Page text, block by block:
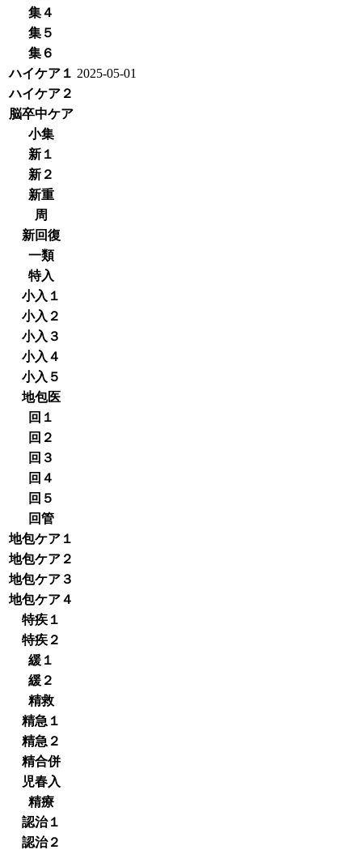
集４
集５
集６
ハイケア１ 2025-05-01
ハイケア２
脳卒中ケア
小集
新１
新２
新重
周
新回復
一類
特入
小入１
小入２
小入３
小入４
小入５
地包医
回１
回２
回３
回４
回５
回管
地包ケア１
地包ケア２
地包ケア３
地包ケア４
特疾１
特疾２
緩１
緩２
精救
精急１
精急２
精合併
児春入
精療
認治１
認治２